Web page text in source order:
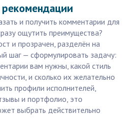
и получить комментарии для
ощутить преимущества?
и прозрачен, разделён на
шаг — сформулировать задачу:
вам нужны, какой стиль
и сколько их желательно
профили исполнителей,
и портфолио, это
выбрать действительно